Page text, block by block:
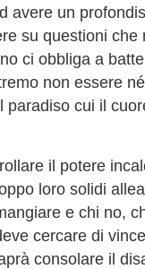
avere un
su questioni
ci obbliga a
non essere
cui il
il potere
loro solidi
e chi no,
cercare di
consolare il